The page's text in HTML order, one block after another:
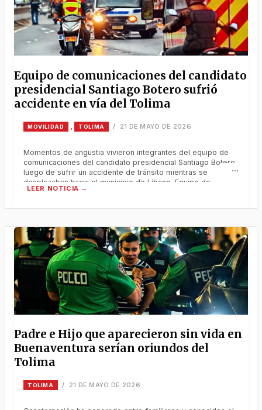
Equipo de comunicaciones del candidato
presidencial Santiago Botero sufrió
accidente en vía del Tolima
MOVILIDAD TOLIMA / 21 DE MAYO DE 2026
Momentos de angustia vivieron integrantes del equipo de
comunicaciones del candidato presidencial Santiago Botero,
luego de sufrir un accidente de tránsito mientras se
desplazaban hacia el municipio de Líbano. Equipo de
comunicaciones del candidato presidencial Santiago Botero
Padre e Hijo que aparecieron sin vida en
Buenaventura serían oriundos del
Tolima
TOLIMA / 21 DE MAYO DE 2026